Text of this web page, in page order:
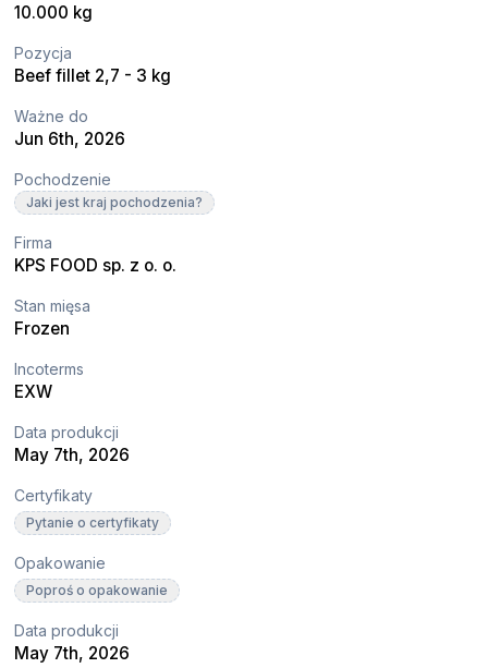
10.000 kg
Pozycja
Beef fillet 2,7 - 3 kg
Ważne do
Jun 6th, 2026
Pochodzenie
Jaki jest kraj pochodzenia?
Firma
KPS FOOD sp. z o. o.
Stan mięsa
Frozen
Incoterms
EXW
Data produkcji
May 7th, 2026
Certyfikaty
Pytanie o certyfikaty
Opakowanie
Poproś o opakowanie
Data produkcji
May 7th, 2026